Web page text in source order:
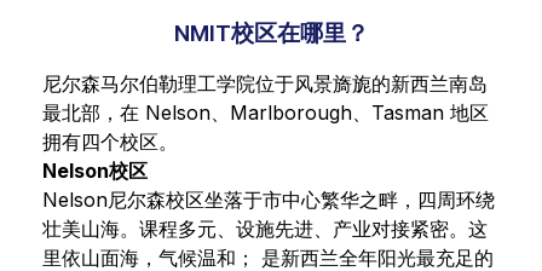
NMIT校区在哪里？
尼尔森马尔伯勒理工学院位于风景旖旎的新西兰南岛
最北部，在 Nelson、Marlborough、Tasman 地区
拥有四个校区。
Nelson校区
Nelson尼尔森校区坐落于市中心繁华之畔，四周环绕
壮美山海。课程多元、设施先进、产业对接紧密。这
里依山面海，气候温和； 是新西兰全年阳光最充足的